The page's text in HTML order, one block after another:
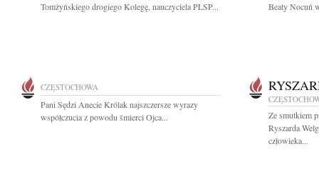
Tomżyńskiego drogiego Kolegę, nauczyciela PLSP...
Beaty Nocuń
CZĘSTOCHOWA
Pani Sędzi Anecie Królak najszczersze wyrazy
współczucia z powodu śmierci Ojca...
Ze smutkiem
Ryszarda
człowieka...